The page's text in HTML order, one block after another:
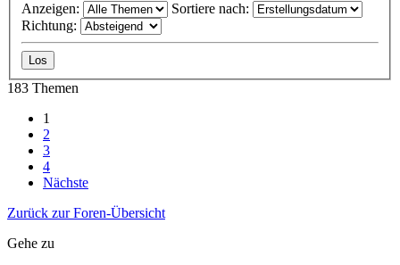
Anzeigen:
Sortiere nach:
Richtung:
183 Themen
1
2
3
4
Nächste
Zurück zur Foren-Übersicht
Gehe zu